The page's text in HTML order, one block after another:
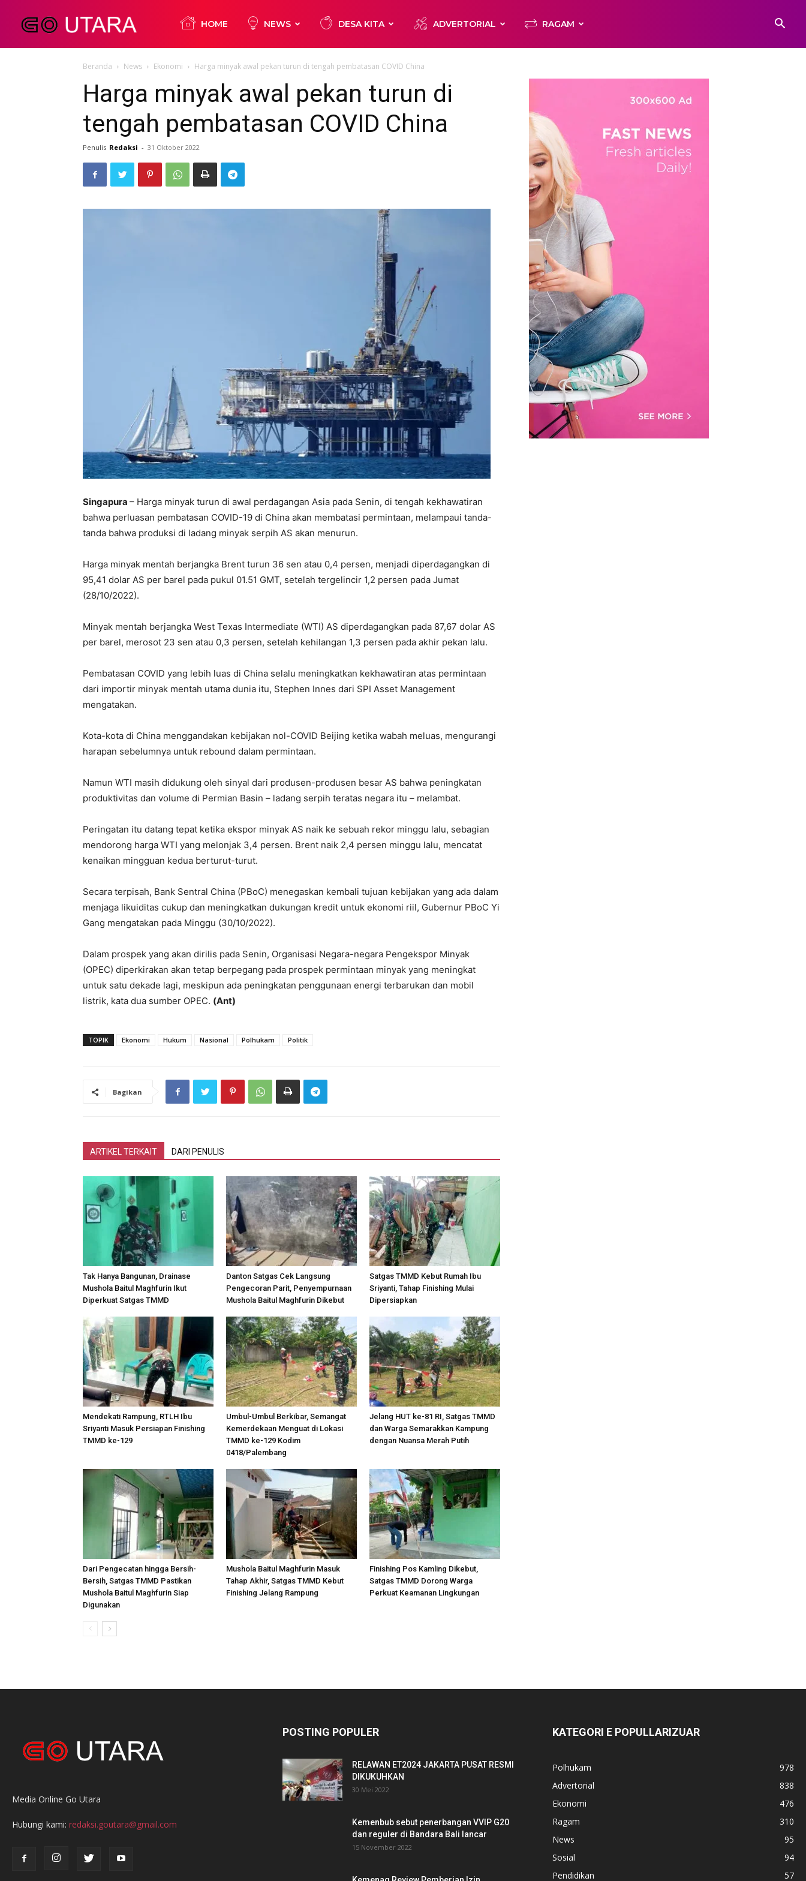
Utara
HOME NEWS DESA KITA ADVERTORIAL RAGAM
Beranda News Ekonomi Harga minyak awal pekan turun di tengah pembatasan COVID China
Harga minyak awal pekan turun di
tengah pembatasan COVID China
Penulis Redaksi - 31 Oktober 2022
Singapura – Harga minyak turun di awal perdagangan Asia pada Senin, di tengah kekhawatiran
bahwa perluasan pembatasan COVID-19 di China akan membatasi permintaan, melampaui tanda-
tanda bahwa produksi di ladang minyak serpih AS akan menurun.
Harga minyak mentah berjangka Brent turun 36 sen atau 0,4 persen, menjadi diperdagangkan di
95,41 dolar AS per barel pada pukul 01.51 GMT, setelah tergelincir 1,2 persen pada Jumat
(28/10/2022).
Minyak mentah berjangka West Texas Intermediate (WTI) AS diperdagangkan pada 87,67 dolar AS
per barel, merosot 23 sen atau 0,3 persen, setelah kehilangan 1,3 persen pada akhir pekan lalu.
Pembatasan COVID yang lebih luas di China selalu meningkatkan kekhawatiran atas permintaan
dari importir minyak mentah utama dunia itu, Stephen Innes dari SPI Asset Management
mengatakan.
Kota-kota di China menggandakan kebijakan nol-COVID Beijing ketika wabah meluas, mengurangi
harapan sebelumnya untuk rebound dalam permintaan.
Namun WTI masih didukung oleh sinyal dari produsen-produsen besar AS bahwa peningkatan
produktivitas dan volume di Permian Basin – ladang serpih teratas negara itu – melambat.
Peringatan itu datang tepat ketika ekspor minyak AS naik ke sebuah rekor minggu lalu, sebagian
mendorong harga WTI yang melonjak 3,4 persen. Brent naik 2,4 persen minggu lalu, mencatat
kenaikan mingguan kedua berturut-turut.
Secara terpisah, Bank Sentral China (PBoC) menegaskan kembali tujuan kebijakan yang ada dalam
menjaga likuiditas cukup dan meningkatkan dukungan kredit untuk ekonomi riil, Gubernur PBoC Yi
Gang mengatakan pada Minggu (30/10/2022).
Dalam prospek yang akan dirilis pada Senin, Organisasi Negara-negara Pengekspor Minyak
(OPEC) diperkirakan akan tetap berpegang pada prospek permintaan minyak yang meningkat
untuk satu dekade lagi, meskipun ada peningkatan penggunaan energi terbarukan dan mobil
listrik, kata dua sumber OPEC. (Ant)
TOPIK Ekonomi Hukum Nasional Polhukam Politik
Bagikan
ARTIKEL TERKAIT DARI PENULIS
Tak Hanya Bangunan, Drainase
Mushola Baitul Maghfurin Ikut
Diperkuat Satgas TMMD
Danton Satgas Cek Langsung
Pengecoran Parit, Penyempurnaan
Mushola Baitul Maghfurin Dikebut
Satgas TMMD Kebut Rumah Ibu
Sriyanti, Tahap Finishing Mulai
Dipersiapkan
Mendekati Rampung, RTLH Ibu
Sriyanti Masuk Persiapan Finishing
TMMD ke-129
Umbul-Umbul Berkibar, Semangat
Kemerdekaan Menguat di Lokasi
TMMD ke-129 Kodim
0418/Palembang
Jelang HUT ke-81 RI, Satgas TMMD
dan Warga Semarakkan Kampung
dengan Nuansa Merah Putih
Dari Pengecatan hingga Bersih-
Bersih, Satgas TMMD Pastikan
Mushola Baitul Maghfurin Siap
Digunakan
Mushola Baitul Maghfurin Masuk
Tahap Akhir, Satgas TMMD Kebut
Finishing Jelang Rampung
Finishing Pos Kamling Dikebut,
Satgas TMMD Dorong Warga
Perkuat Keamanan Lingkungan
Media Online Go Utara
Hubungi kami: redaksi.goutara@gmail.com
POSTING POPULER
RELAWAN ET2024 JAKARTA PUSAT RESMI
DIKUKUHKAN
30 Mei 2022
Kemenbub sebut penerbangan VVIP G20
dan reguler di Bandara Bali lancar
15 November 2022
KATEGORI E POPULLARIZUAR
Polhukam
978
Advertorial
838
Ekonomi
476
Ragam
310
News
95
Sosial
94
Pendidikan
57